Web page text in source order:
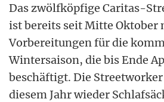
Das zwölfköpfige Caritas-
ist bereits seit Mitte Oktober
Vorbereitungen für die
Wintersaison, die bis Ende
beschäftigt. Die
diesem Jahr wieder